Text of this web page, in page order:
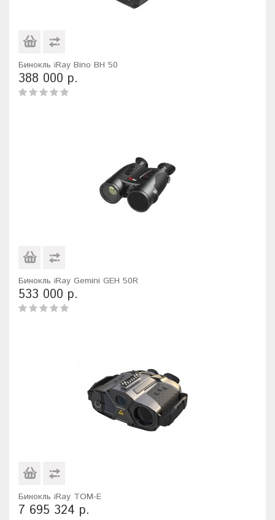
Бинокль iRay Bino BH 50
388 000 р.
Бинокль iRay Gemini GEH 50R
533 000 р.
Бинокль iRay TOM-E
7 695 324 р.